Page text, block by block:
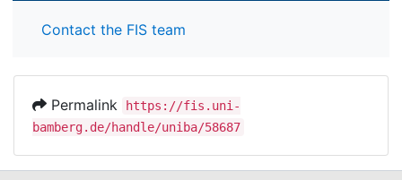
Contact the FIS team
Permalink
https://fis.uni-
bamberg.de/handle/uniba/58687